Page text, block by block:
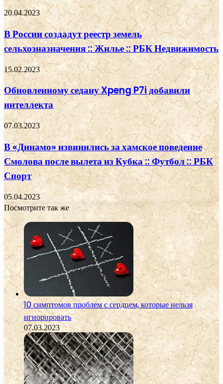
20.04.2023
В России создадут реестр земель
сельхозназначения :: Жилье :: РБК Недвижимость
15.02.2023
Обновленному седану Xpeng P7i добавили
интеллекта
07.03.2023
В «Динамо» извинились за хамское поведение
Смолова после вылета из Кубка :: Футбол :: РБК
Спорт
05.04.2023
Посмотрите так же
Close
10 симптомов проблем с сердцем, которые нельзя
игнорировать
07.03.2023